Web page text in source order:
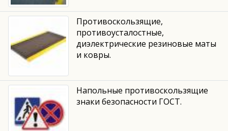
Противоскользящие,
противоусталостные,
диэлектрические резиновые маты
и ковры.
Напольные противоскользящие
знаки безопасности ГОСТ.